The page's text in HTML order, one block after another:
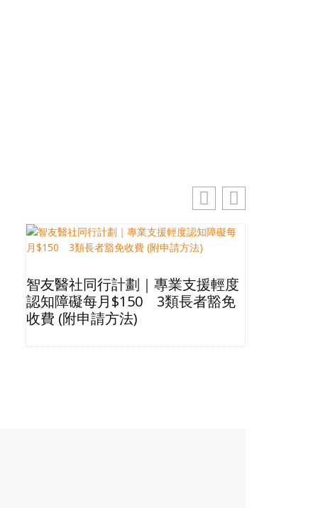
智友醫社同行計劃｜專業支援輕度
認知障礙每月$150 3類長者豁免
收費 (附申請方法)